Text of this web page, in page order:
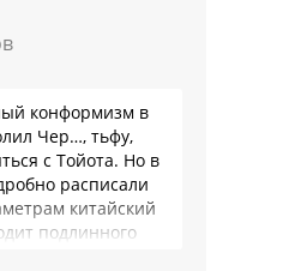
конформизм в
Чер…, тьфу,
с Тойота. Но в
расписали
китайский
подлинного